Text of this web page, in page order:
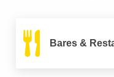
Bares &